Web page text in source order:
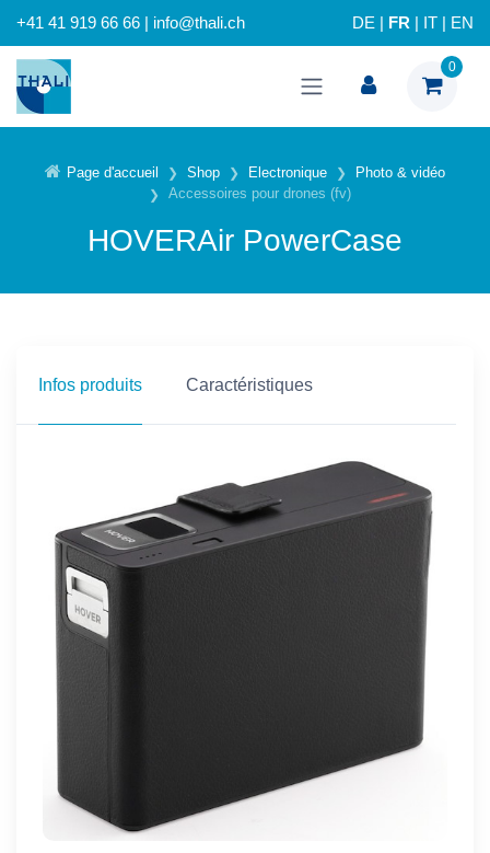
+41 41 919 66 66 | info@thali.ch DE FR IT EN
0
Page d'accueil Shop Electronique
Photo & vidéo
Accessoires pour drones (fv)
HOVERAir PowerCase
Infos produits Caractéristiques